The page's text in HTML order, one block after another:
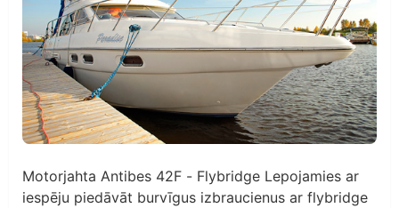
Motorjahta Antibes 42F - Flybridge Lepojamies ar
iespēju piedāvāt burvīgus izbraucienus ar flybridge